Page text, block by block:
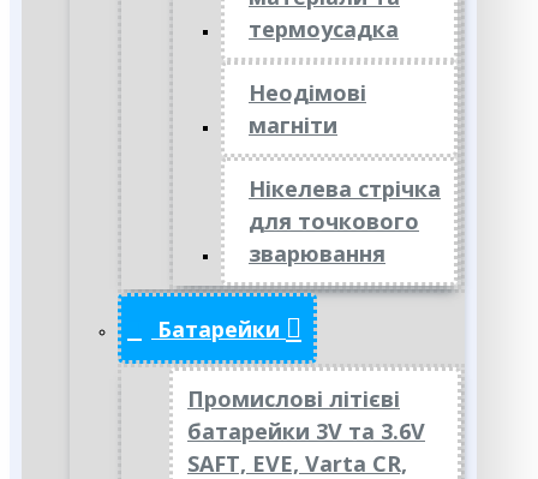
термоусадка
Неодімові
магніти
Нікелева стрічка
для точкового
зварювання
Батарейки
Промислові літієві
батарейки 3V та 3.6V
SAFT, EVE, Varta CR,